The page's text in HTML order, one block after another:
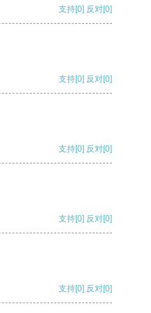
支持[0] 反对[0]
支持[0] 反对[0]
支持[0] 反对[0]
支持[0] 反对[0]
支持[0] 反对[0]